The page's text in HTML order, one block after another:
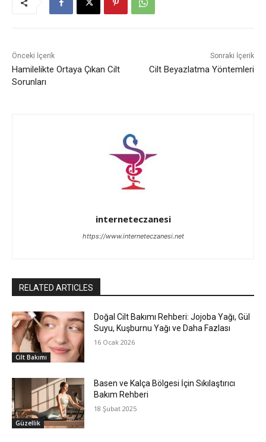
Önceki İçerik
Hamilelikte Ortaya Çıkan Cilt
Sorunları
Sonraki İçerik
Cilt Beyazlatma Yöntemleri
interneteczanesi
https://www.interneteczanesi.net
RELATED ARTICLES
Cilt Bakımı
Doğal Cilt Bakımı Rehberi: Jojoba Yağı, Gül
Suyu, Kuşburnu Yağı ve Daha Fazlası
16 Ocak 2026
Güzellik
Basen ve Kalça Bölgesi İçin Sıkılaştırıcı
Bakım Rehberi
18 Şubat 2025